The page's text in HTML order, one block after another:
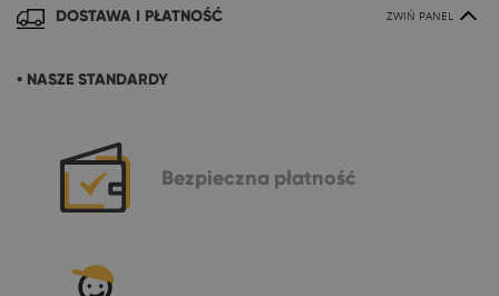
DOSTAWA I PŁATNOŚĆ ZWIŃ PANEL
• NASZE STANDARDY
Bezpieczna płatność